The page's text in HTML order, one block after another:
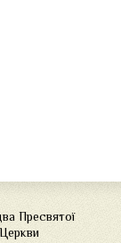
Пресвятої